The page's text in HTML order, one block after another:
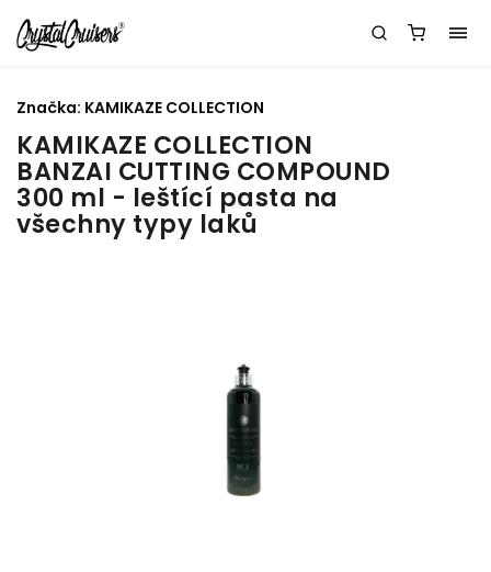
KAMIKAZE COLLECTION
BANZAI CUTTING COMPOUND
300 ml - leštící pasta na
všechny typy laků
Značka: KAMIKAZE COLLECTION